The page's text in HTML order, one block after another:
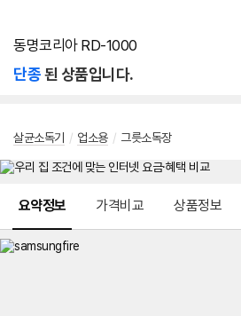
동명코리아 RD-1000
단종된 상품입니다.
살균소독기 / 업소용 / 그릇소독장
요약정보 가격비교 상품정보